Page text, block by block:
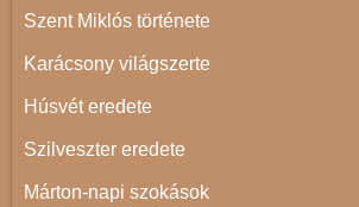
Szent Miklós története
Karácsony világszerte
Húsvét eredete
Szilveszter eredete
Márton-napi szokások